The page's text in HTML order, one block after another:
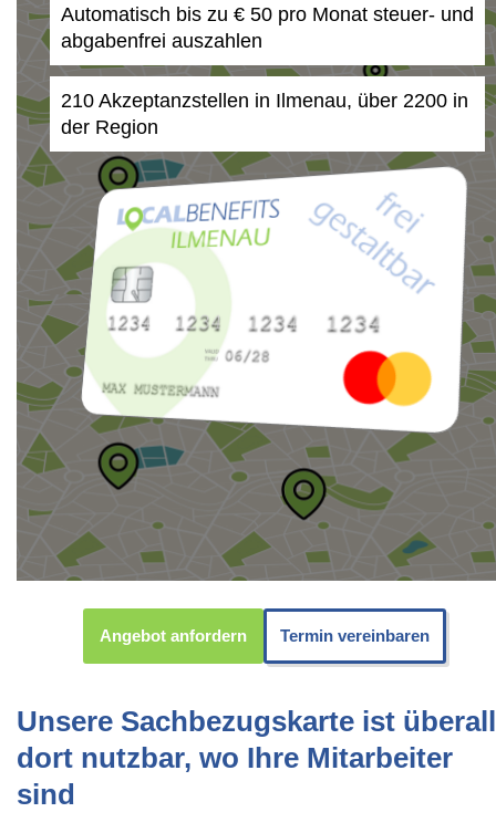
Automatisch bis zu € 50 pro Monat steuer- und
abgabenfrei auszahlen
210 Akzeptanzstellen in Ilmenau, über 2200 in
der Region
Angebot anfordern Termin vereinbaren
Unsere Sachbezugskarte ist überall
dort nutzbar, wo Ihre Mitarbeiter
sind